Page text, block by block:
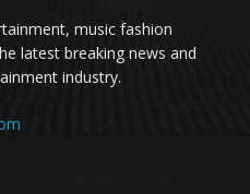
music fashion
latest breaking news and
industry.